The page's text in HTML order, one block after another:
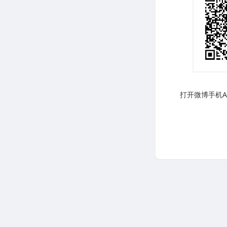
打开微博手机